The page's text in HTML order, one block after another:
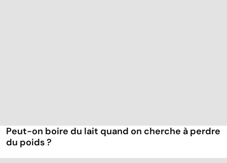
Peut-on boire du lait quand on cherche à perdre
du poids ?